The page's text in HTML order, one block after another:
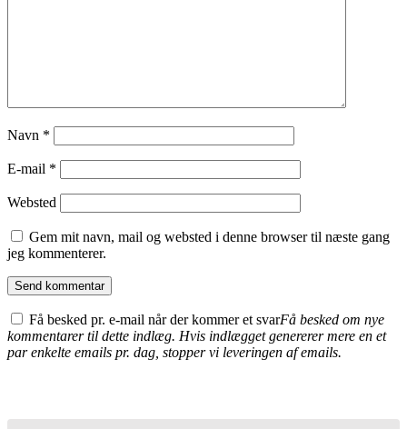
Navn *
E-mail *
Websted
Gem mit navn, mail og websted i denne browser til næste gang
jeg kommenterer.
Få besked pr. e-mail når der kommer et svarFå besked om nye
kommentarer til dette indlæg. Hvis indlægget genererer mere en et
par enkelte emails pr. dag, stopper vi leveringen af emails.